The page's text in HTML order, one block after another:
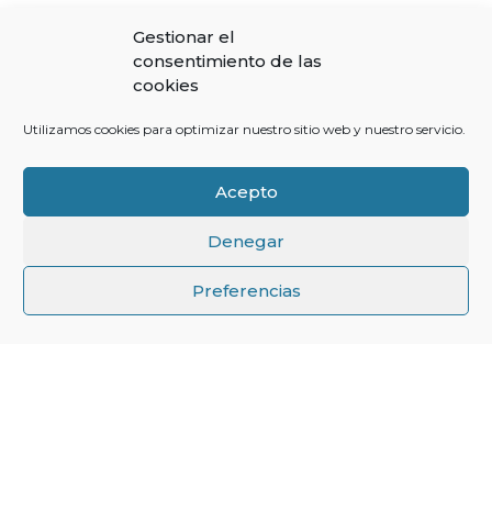
Gestionar el
consentimiento de las
cookies
Utilizamos cookies para optimizar nuestro sitio web y nuestro servicio.
Acepto
Denegar
Preferencias